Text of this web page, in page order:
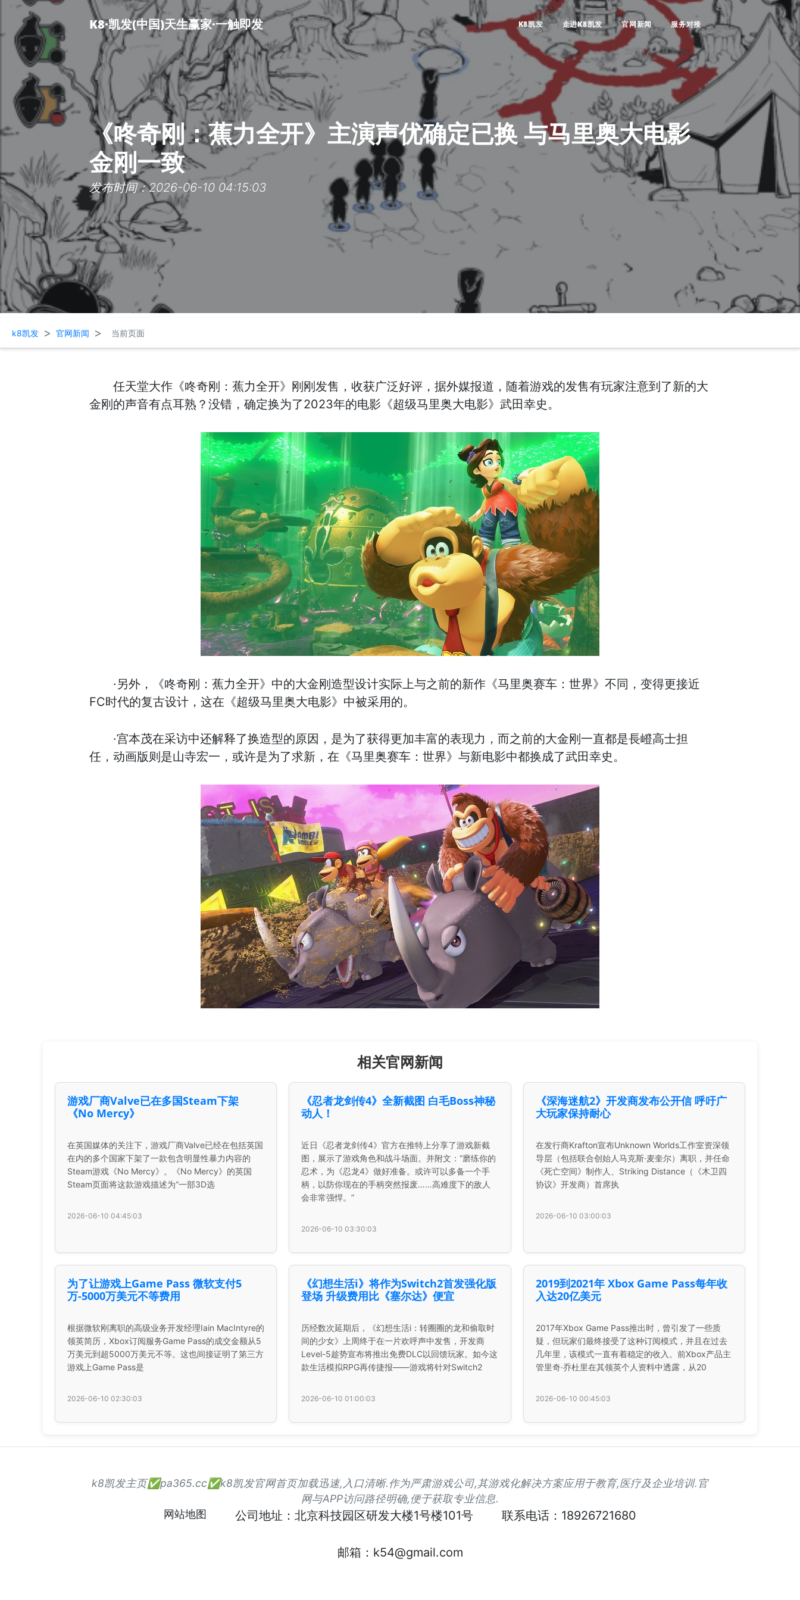
K8·凯发(中国)天生赢家·一触即发 K8凯发 走进K8凯发 官网新闻 服务对接
《咚奇刚：蕉力全开》主演声优确定已换 与马里奥大电影
金刚一致
发布时间：2026-06-10 04:15:03
k8凯发 > 官网新闻 > 当前页面
任天堂大作《咚奇刚：蕉力全开》刚刚发售，收获广泛好评，据外媒报道，随着游戏的发售有玩家注意到了新的大
金刚的声音有点耳熟？没错，确定换为了2023年的电影《超级马里奥大电影》武田幸史。
·另外，《咚奇刚：蕉力全开》中的大金刚造型设计实际上与之前的新作《马里奥赛车：世界》不同，变得更接近
FC时代的复古设计，这在《超级马里奥大电影》中被采用的。
·宫本茂在采访中还解释了换造型的原因，是为了获得更加丰富的表现力，而之前的大金刚一直都是長嶝高士担
任，动画版则是山寺宏一，或许是为了求新，在《马里奥赛车：世界》与新电影中都换成了武田幸史。
相关官网新闻
游戏厂商Valve已在多国Steam下架
《No Mercy》
在英国媒体的关注下，游戏厂商Valve已经在包括英国
在内的多个国家下架了一款包含明显性暴力内容的
Steam游戏《No Mercy》。《No Mercy》的英国
Steam页面将这款游戏描述为“一部3D选
2026-06-10 04:45:03
《忍者龙剑传4》全新截图 白毛Boss神秘
动人！
近日《忍者龙剑传4》官方在推特上分享了游戏新截
图，展示了游戏角色和战斗场面。并附文：“磨练你的
忍术，为《忍龙4》做好准备。或许可以多备一个手
柄，以防你现在的手柄突然报废……高难度下的敌人
会非常强悍。”
2026-06-10 03:30:03
《深海迷航2》开发商发布公开信 呼吁广
大玩家保持耐心
在发行商Krafton宣布Unknown Worlds工作室资深领
导层（包括联合创始人马克斯·麦奎尔）离职，并任命
《死亡空间》制作人、Striking Distance（《木卫四
协议》开发商）首席执
2026-06-10 03:00:03
为了让游戏上Game Pass 微软支付5
万-5000万美元不等费用
根据微软刚离职的高级业务开发经理Iain MacIntyre的
领英简历，Xbox订阅服务Game Pass的成交金额从5
万美元到超5000万美元不等。这也间接证明了第三方
游戏上Game Pass是
2026-06-10 02:30:03
《幻想生活i》将作为Switch2首发强化版
登场 升级费用比《塞尔达》便宜
历经数次延期后，《幻想生活i：转圈圈的龙和偷取时
间的少女》上周终于在一片欢呼声中发售，开发商
Level-5趁势宣布将推出免费DLC以回馈玩家。如今这
款生活模拟RPG再传捷报——游戏将针对Switch2
2026-06-10 01:00:03
2019到2021年 Xbox Game Pass每年收
入达20亿美元
2017年Xbox Game Pass推出时，曾引发了一些质
疑，但玩家们最终接受了这种订阅模式，并且在过去
几年里，该模式一直有着稳定的收入。前Xbox产品主
管里奇·乔杜里在其领英个人资料中透露，从20
2026-06-10 00:45:03
k8凯发主页✅pa365.cc✅k8凯发官网首页加载迅速,入口清晰.作为严肃游戏公司,其游戏化解决方案应用于教育,医疗及企业培训.官
网与APP访问路径明确,便于获取专业信息.
网站地图
公司地址：北京科技园区研发大楼1号楼101号 联系电话：18926721680
邮箱：k54@gmail.com